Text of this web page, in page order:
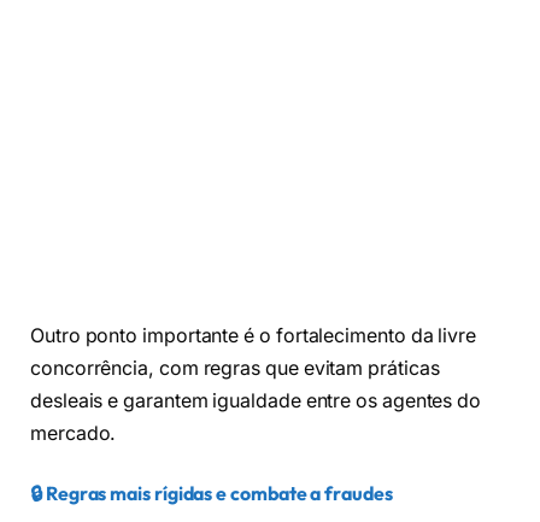
Outro ponto importante é o fortalecimento da livre
concorrência, com regras que evitam práticas
desleais e garantem igualdade entre os agentes do
mercado.
🔒 Regras mais rígidas e combate a fraudes